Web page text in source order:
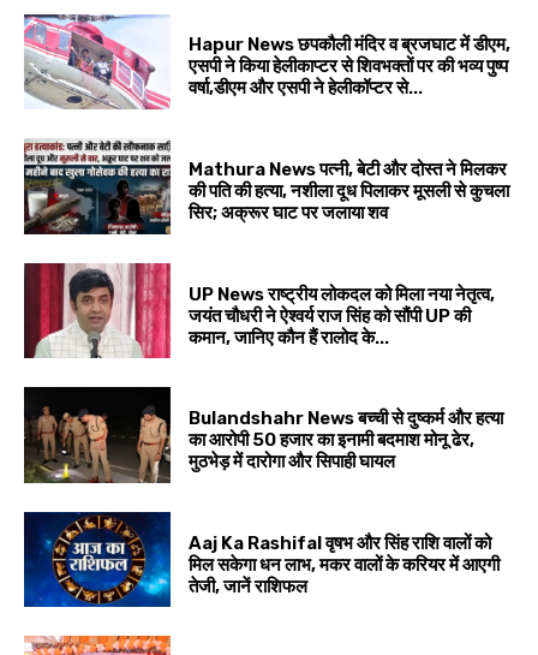
Hapur News छपकौली मंदिर व ब्रजघाट में डीएम,
एसपी ने किया हेलीकाप्टर से शिवभक्तों पर की भव्य पुष्प
वर्षा,डीएम और एसपी ने हेलीकॉप्टर से...
Mathura News पत्नी, बेटी और दोस्त ने मिलकर
की पति की हत्या, नशीला दूध पिलाकर मूसली से कुचला
सिर; अक्रूर घाट पर जलाया शव
UP News राष्ट्रीय लोकदल को मिला नया नेतृत्व,
जयंत चौधरी ने ऐश्वर्य राज सिंह को सौंपी UP की
कमान, जानिए कौन हैं रालोद के...
Bulandshahr News बच्ची से दुष्कर्म और हत्या
का आरोपी 50 हजार का इनामी बदमाश मोनू ढेर,
मुठभेड़ में दारोगा और सिपाही घायल
Aaj Ka Rashifal वृषभ और सिंह राशि वालों को
मिल सकेगा धन लाभ, मकर वालों के करियर में आएगी
तेजी, जानें राशिफल